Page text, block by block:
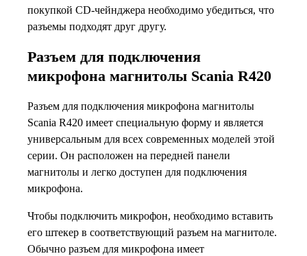
покупкой CD-чейнджера необходимо убедиться, что
разъемы подходят друг другу.
Разъем для подключения
микрофона магнитолы Scania R420
Разъем для подключения микрофона магнитолы
Scania R420 имеет специальную форму и является
универсальным для всех современных моделей этой
серии. Он расположен на передней панели
магнитолы и легко доступен для подключения
микрофона.
Чтобы подключить микрофон, необходимо вставить
его штекер в соответствующий разъем на магнитоле.
Обычно разъем для микрофона имеет